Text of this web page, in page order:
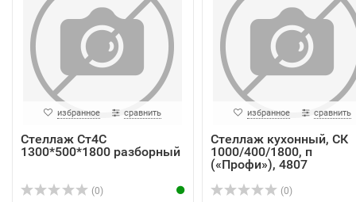
избранное сравнить
Стеллаж Ст4С
1300*500*1800 разборный
(0)
избранное сравнить
Стеллаж кухонный, СК
1000/400/1800, п
(«Профи»), 4807
(0)